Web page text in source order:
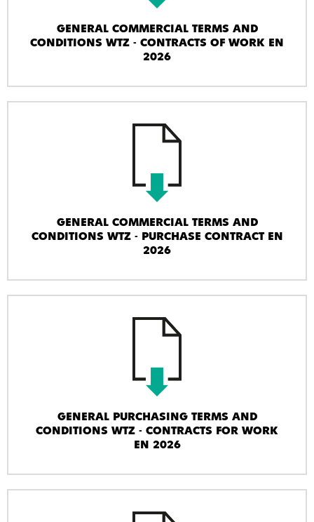
GENERAL COMMERCIAL TERMS AND
CONDITIONS WTZ - CONTRACTS OF WORK EN
2026
GENERAL COMMERCIAL TERMS AND
CONDITIONS WTZ - PURCHASE CONTRACT EN
2026
GENERAL PURCHASING TERMS AND
CONDITIONS WTZ - CONTRACTS FOR WORK
EN 2026